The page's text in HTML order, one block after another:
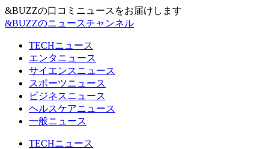
&BUZZの口コミニュースをお届けします
&BUZZのニュースチャンネル
TECHニュース
エンタニュース
サイエンスニュース
スポーツニュース
ビジネスニュース
ヘルスケアニュース
一般ニュース
TECHニュース